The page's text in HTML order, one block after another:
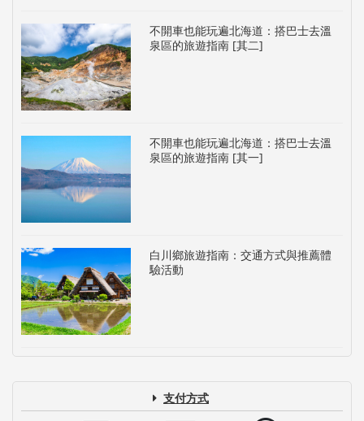
不開車也能玩遍北海道：搭巴士去溫
泉區的旅遊指南 [其二]
不開車也能玩遍北海道：搭巴士去溫
泉區的旅遊指南 [其一]
白川鄉旅遊指南：交通方式與推薦體
驗活動
支付方式